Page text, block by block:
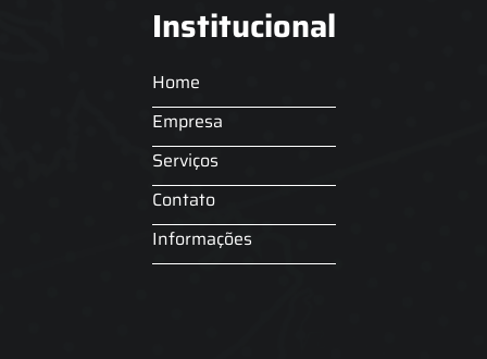
Institucional
Home
Empresa
Serviços
Contato
Informações